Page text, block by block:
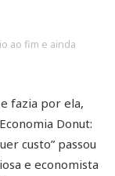
ao fim e ainda
fazia por ela,
Donut:
custo” passou
e economista